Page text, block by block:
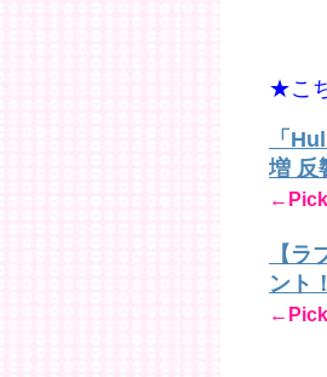
★こ
「
増 反
【
ント